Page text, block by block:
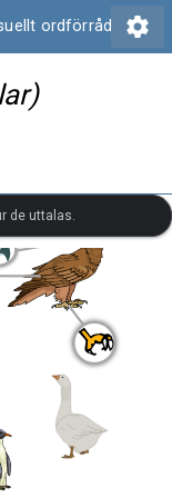
ordförråd settings
de uttalas.